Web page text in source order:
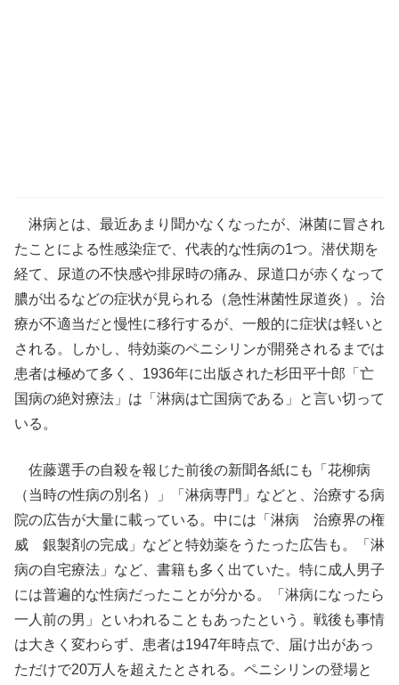
淋病とは、最近あまり聞かなくなったが、淋菌に冒され
たことによる性感染症で、代表的な性病の1つ。潜伏期を
経て、尿道の不快感や排尿時の痛み、尿道口が赤くなって
膿が出るなどの症状が見られる（急性淋菌性尿道炎）。治
療が不適当だと慢性に移行するが、一般的に症状は軽いと
される。しかし、特効薬のペニシリンが開発されるまでは
患者は極めて多く、1936年に出版された杉田平十郎「亡
国病の絶対療法」は「淋病は亡国病である」と言い切って
いる。
佐藤選手の自殺を報じた前後の新聞各紙にも「花柳病
（当時の性病の別名）」「淋病専門」などと、治療する病
院の広告が大量に載っている。中には「淋病 治療界の権
威 銀製剤の完成」などと特効薬をうたった広告も。「淋
病の自宅療法」など、書籍も多く出ていた。特に成人男子
には普遍的な性病だったことが分かる。「淋病になったら
一人前の男」といわれることもあったという。戦後も事情
は大きく変わらず、患者は1947年時点で、届け出があっ
ただけで20万人を超えたとされる。ペニシリンの登場と